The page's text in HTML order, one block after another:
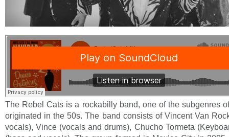
The Rebel Cats is a rockabilly band, one of the subgenres
originated in the 50s. The band consists of Vincent Van
vocals), Vince (vocals and drums), Chucho Tormeta